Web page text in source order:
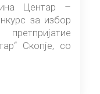
Центар –
за избор
Скопје, со